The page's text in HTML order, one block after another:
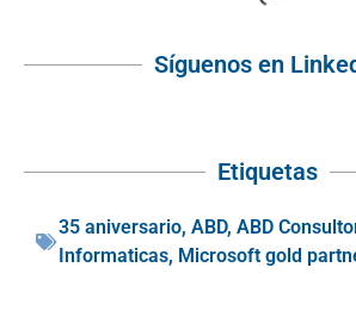
Síguenos en
Etiquetas
35 aniversario, ABD, ABD
Informaticas, Microsoft gold